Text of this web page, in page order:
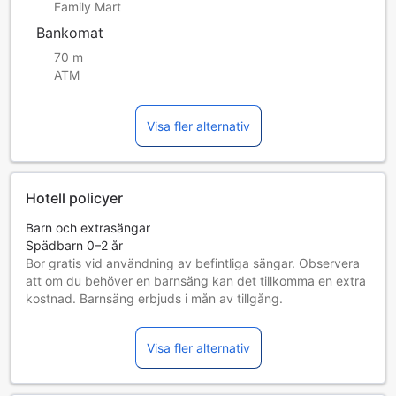
Family Mart
Bankomat
70 m
ATM
Visa fler alternativ
Hotell policyer
Barn och extrasängar
Spädbarn 0–2 år
Bor gratis vid användning av befintliga sängar. Observera
att om du behöver en barnsäng kan det tillkomma en extra
kostnad. Barnsäng erbjuds i mån av tillgång.
Bor gratis om befintliga sängar används.
Gäster 12 år och äldre betraktas som vuxna
Tillgång av extrasängar beror på vilket rum du väljer. Var
god kontrollera rummets beläggning för mer information.
Visa fler alternativ